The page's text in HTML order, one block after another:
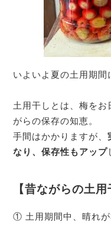
いよいよ夏の土用期間
土用干しとは、梅を
がらの保存の知恵。
手間はかかりますが、
なり、保存性もアップ
【昔ながらの土用
① 土用期間中、晴れが